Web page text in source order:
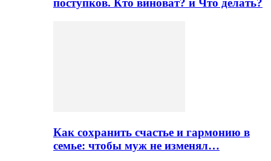
поступков. Кто виноват? и Что делать?
Как сохранить счастье и гармонию в
семье: чтобы муж не изменял…